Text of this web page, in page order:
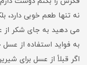
نه تنها طعم خوبی دارد،
می دهید به جای شکر از
به فواید استفاده از
اگر قبلاً از عسل برای